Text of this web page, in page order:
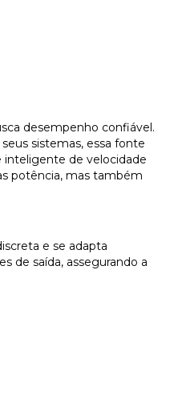
desempenho confiável.
sistemas, essa fonte
inteligente de velocidade
potência, mas também
e se adapta
de saída, assegurando a